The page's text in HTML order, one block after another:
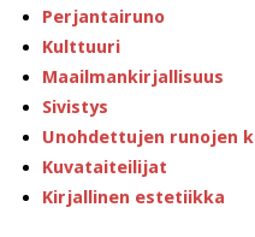
Perjantairuno
Kulttuuri
Maailmankirjallisuus
Sivistys
Unohdettujen runojen
Kuvataiteilijat
Kirjallinen estetiikka